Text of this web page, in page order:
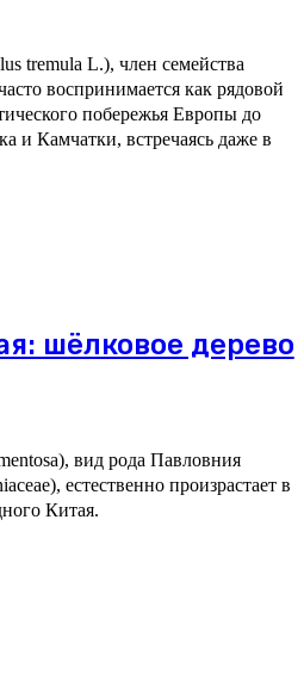
tremula L.), член семейства
воспринимается как рядовой
побережья Европы до
и Камчатки, встречаясь даже в
шёлковое дерево
вид рода Павловния
естественно произрастает в
Китая.